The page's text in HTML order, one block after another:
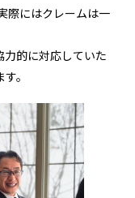
際にはクレームは一
力的に対応していた
。